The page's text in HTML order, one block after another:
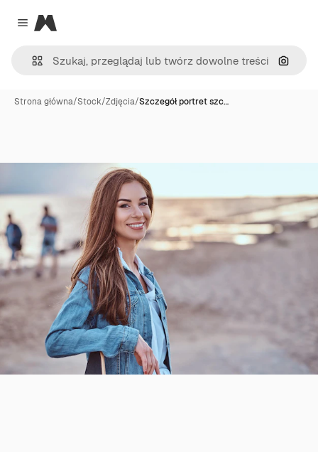
Close menu
Magnific
Szukaj
Strona główna/Stock/Zdjęcia/Szczegół portret szc…